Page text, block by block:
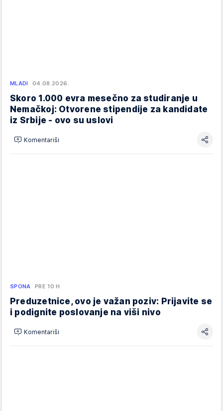
MLADI 04.08.2026.
Skoro 1.000 evra mesečno za studiranje u
Nemačkoj: Otvorene stipendije za kandidate
iz Srbije - ovo su uslovi
Komentariši
SPONA PRE 10 H
Preduzetnice, ovo je važan poziv: Prijavite se
i podignite poslovanje na viši nivo
Komentariši